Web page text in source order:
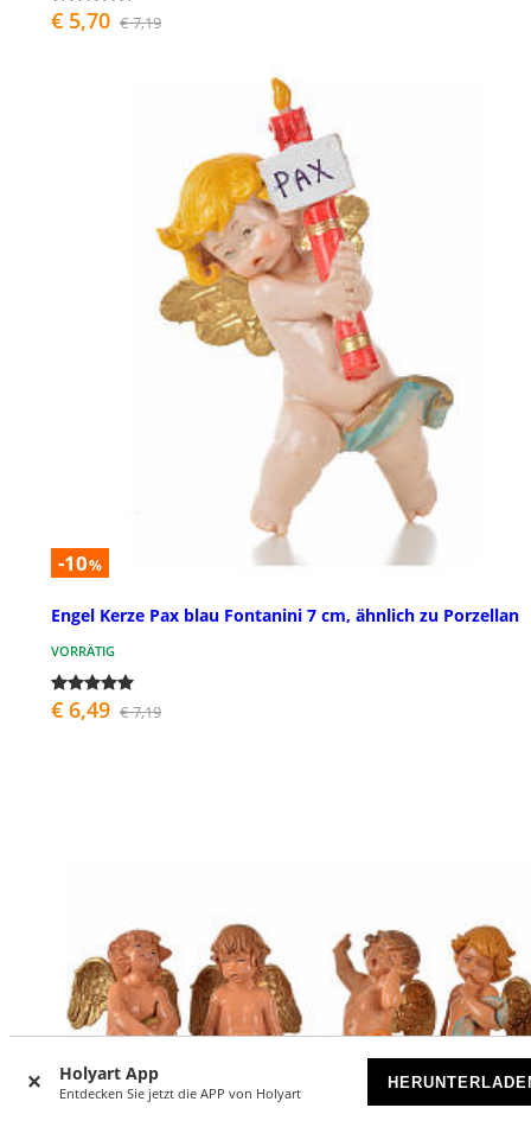
Holyart App
Entdecken Sie jetzt die APP von Holyart
€ 5,70 € 7,19
-10%
Engel Kerze Pax blau Fontanini 7 cm, ähnlich zu Porzellan
VORRÄTIG
€ 6,49 € 7,19